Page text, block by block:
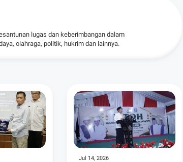
lugas dan keberimbangan dalam
olahraga, politik, hukrim dan lainnya.
Jul 14, 2026